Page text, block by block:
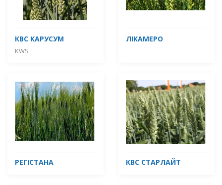
КВС КАРУСУМ
KWS
ЛІКАМЕРО
РЕГІСТАНА КВС СТАРЛАЙТ